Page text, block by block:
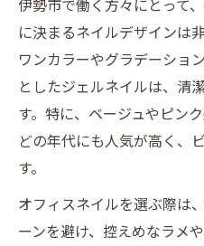
伊勢市で働く方々にとって
に決まるネイルデザインは
ワンカラーやグラデーショ
としたジェルネイルは、清
す。特に、ベージュやピン
どの年代にも人気が高く、
す。
オフィスネイルを選ぶ際は
ーンを避け、控えめなラメ